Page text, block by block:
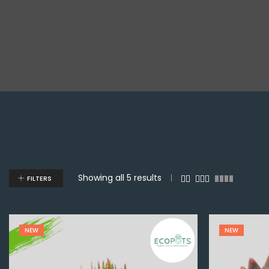
Showing all 5 results
FILTERS
NEW NEW